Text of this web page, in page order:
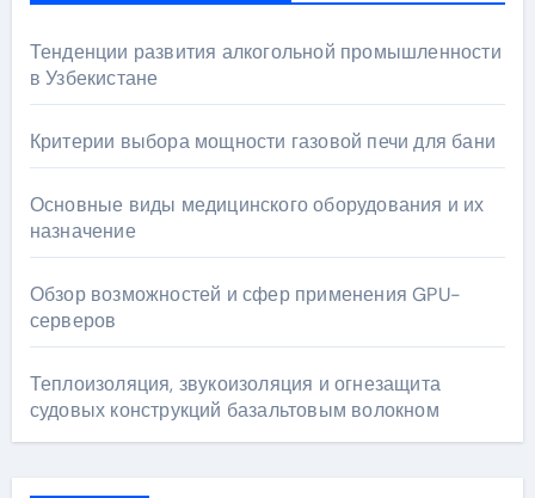
Тенденции развития алкогольной промышленности
в Узбекистане
Критерии выбора мощности газовой печи для бани
Основные виды медицинского оборудования и их
назначение
Обзор возможностей и сфер применения GPU-
серверов
Теплоизоляция, звукоизоляция и огнезащита
судовых конструкций базальтовым волокном